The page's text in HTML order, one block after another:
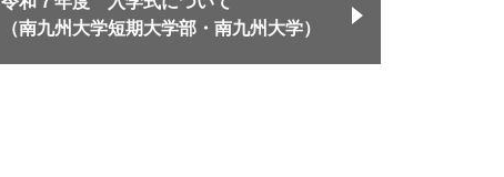
（南九州大学短期大学部・南九州大学）